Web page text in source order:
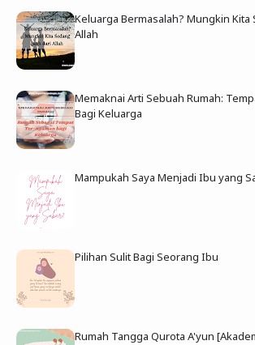
Keluarga Bermasalah? Mungkin Kita
Allah
Memaknai Arti Sebuah Rumah:
Bagi Keluarga
Mampukah Saya Menjadi Ibu yang
Pilihan Sulit Bagi Seorang Ibu
Rumah Tangga Qurota A'yun